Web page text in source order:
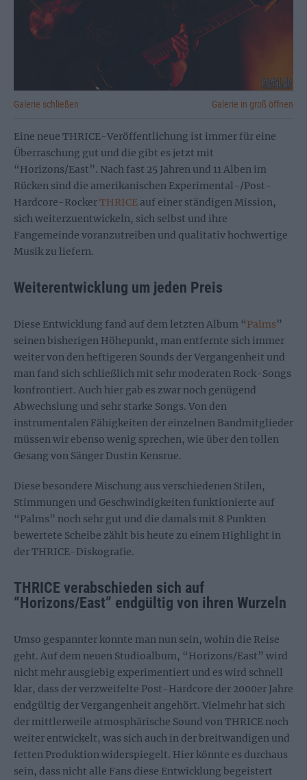
Galerie schließen Galerie in groß öffnen
Eine neue THRICE-Veröffentlichung ist immer für eine
Überraschung gut und die gibt es jetzt mit
“Horizons/East”. Nach fast 25 Jahren und 11 Alben im
Rücken sind die amerikanischen Experimental-/Post-
Hardcore-RockerTHRICE auf einer ständigen Mission,
sich weiterzuentwickeln, sich selbst und ihre
Fangemeinde voranzutreiben und qualitativ hochwertige
Musik zu liefern.
Weiterentwicklung um jeden Preis
Diese Entwicklung fand auf dem letzten Album “Palms”
seinen bisherigen Höhepunkt, man entfernte sich immer
weiter von den heftigeren Sounds der Vergangenheit und
man fand sich schließlich mit sehr moderaten Rock-Songs
konfrontiert. Auch hier gab es zwar noch genügend
Abwechslung und sehr starke Songs. Von den
instrumentalen Fähigkeiten der einzelnen Bandmitglieder
müssen wir ebenso wenig sprechen, wie über den tollen
Gesang von Sänger Dustin Kensrue.
Diese besondere Mischung aus verschiedenen Stilen,
Stimmungen und Geschwindigkeiten funktionierte auf
“Palms” noch sehr gut und die damals mit 8 Punkten
bewertete Scheibe zählt bis heute zu einem Highlight in
der THRICE-Diskografie.
THRICE verabschieden sich auf
“Horizons/East” endgültig von ihren Wurzeln
Umso gespannter konnte man nun sein, wohin die Reise
geht. Auf dem neuen Studioalbum, “Horizons/East” wird
nicht mehr ausgiebig experimentiert und es wird schnell
klar, dass der verzweifelte Post-Hardcore der 2000er Jahre
endgültig der Vergangenheit angehört. Vielmehr hat sich
der mittlerweile atmosphärische Sound von THRICE noch
weiter entwickelt, was sich auch in der breitwandigen und
fetten Produktion widerspiegelt. Hier könnte es durchaus
sein, dass nicht alle Fans diese Entwicklung begeistert